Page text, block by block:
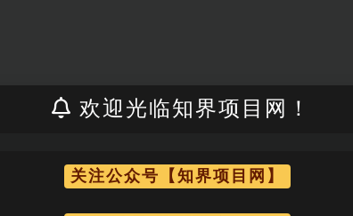
欢迎光临知界项目网！
关注公众号【知界项目网】